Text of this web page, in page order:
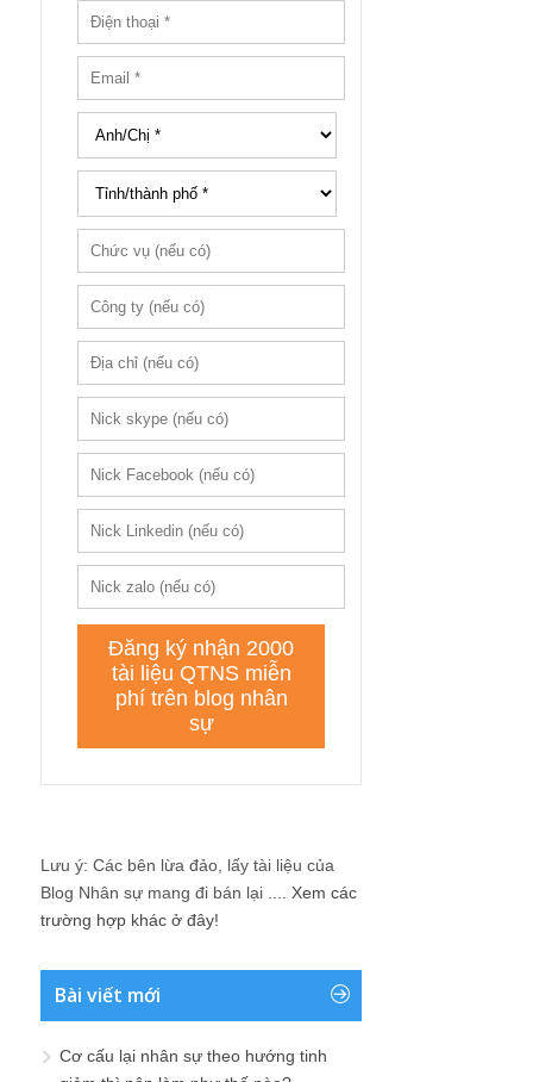
Lưu ý: Các bên lừa đảo, lấy tài liệu của
Blog Nhân sự mang đi bán lại .... Xem các
trường hợp khác ở đây!
Bài viết mới
Cơ cấu lại nhân sự theo hướng tinh